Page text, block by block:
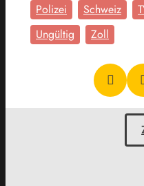
Polizei
Schweiz
Ungültig
Zoll